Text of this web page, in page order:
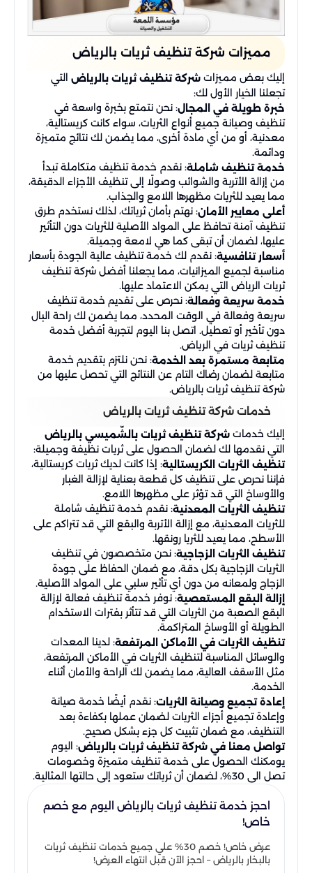
مميزات شركة تنظيف ثريات بالرياض​
إليك بعض مميزات شركة تنظيف ثريات بالرياض التي
تجعلنا الخيار الأول لك:
خبرة طويلة في المجال: نحن نتمتع بخبرة واسعة في
تنظيف وصيانة جميع أنواع الثريات، سواء كانت كريستالية،
معدنية، أو من أي مادة أخرى، مما يضمن لك نتائج متميزة
ودائمة.
خدمة تنظيف شاملة: نقدم خدمة تنظيف متكاملة تبدأ
من إزالة الأتربة والشوائب وصولًا إلى تنظيف الأجزاء الدقيقة،
مما يعيد للثريات مظهرها اللامع والجذاب.
أعلى معايير الأمان: نهتم بأمان ثرياتك، لذلك نستخدم طرق
تنظيف آمنة تحافظ على المواد الأصلية للثريات دون التأثير
عليها، لضمان أن تبقى كما هي لامعة وجميلة.
أسعار تنافسية: نقدم لك خدمة تنظيف عالية الجودة بأسعار
مناسبة لجميع الميزانيات، مما يجعلنا أفضل شركة تنظيف
ثريات الرياض التي يمكن الاعتماد عليها.
خدمة سريعة وفعالة: نحرص على تقديم خدمة تنظيف
سريعة وفعالة في الوقت المحدد، مما يضمن لك راحة البال
دون تأخير أو تعطيل. اتصل بنا اليوم لتجربة أفضل خدمة
تنظيف ثريات في الرياض.
متابعة مستمرة بعد الخدمة: نحن نلتزم بتقديم خدمة
متابعة لضمان رضاك التام عن النتائج التي تحصل عليها من
شركة تنظيف ثريات بالرياض.
خدمات شركة تنظيف ثريات بالرياض
إليك خدمات شركة تنظيف ثريات بالشّميسي بالرياض
التي نقدمها لك لضمان الحصول على ثريات نظيفة وجميلة:
تنظيف الثريات الكريستالية: إذا كانت لديك ثريات كريستالية،
فإننا نحرص على تنظيف كل قطعة بعناية لإزالة الغبار
والأوساخ التي قد تؤثر على مظهرها اللامع.
تنظيف الثريات المعدنية: نقدم خدمة تنظيف شاملة
للثريات المعدنية، مع إزالة الأتربة والبقع التي قد تتراكم على
الأسطح، مما يعيد للثريا رونقها.
تنظيف الثريات الزجاجية: نحن متخصصون في تنظيف
الثريات الزجاجية بكل دقة، مع ضمان الحفاظ على جودة
الزجاج ولمعانه من دون أي تأثير سلبي على المواد الأصلية.
إزالة البقع المستعصية: نوفر خدمة تنظيف فعالة لإزالة
البقع الصعبة من الثريات التي قد تتأثر بفترات الاستخدام
الطويلة أو الأوساخ المتراكمة.
تنظيف الثريات في الأماكن المرتفعة: لدينا المعدات
والوسائل المناسبة لتنظيف الثريات في الأماكن المرتفعة،
مثل الأسقف العالية، مما يضمن لك الراحة والأمان أثناء
الخدمة.
إعادة تجميع وصيانة الثريات: نقدم أيضًا خدمة صيانة
وإعادة تجميع أجزاء الثريات لضمان عملها بكفاءة بعد
التنظيف، مع ضمان تثبيت كل جزء بشكل صحيح.
تواصل معنا في شركة تنظيف ثريات بالرياض: اليوم
يومكنك الحصول على خدمة تنظيف متميزة وخصومات
تصل الى 30%، لضمان أن ثرياتك ستعود إلى حالتها المثالية.
احجز خدمة تنظيف ثريات بالرياض اليوم مع خصم
خاص!
عرض خاص! خصم 30% علي جميع خدمات تنظيف ثريات
بالبخار بالرياض – احجز الآن قبل انتهاء العرض!